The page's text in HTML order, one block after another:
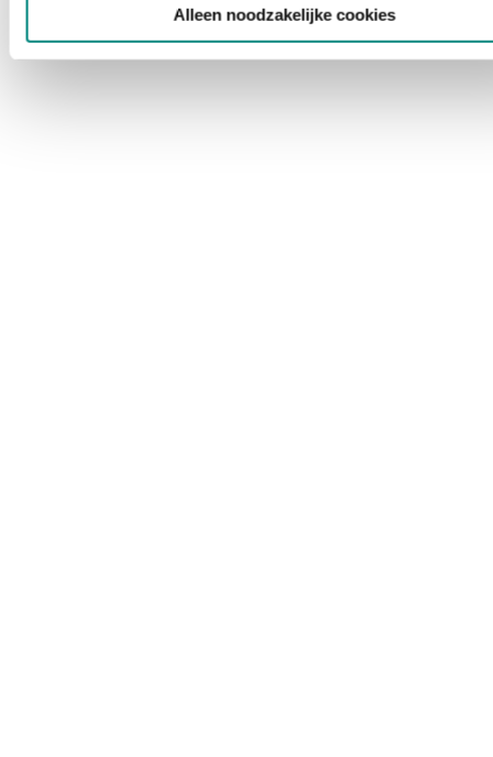
Alleen noodzakelijke cookies